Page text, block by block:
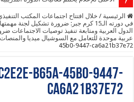
الرئيسية / خلال افتتاح اجتماعات المكتب
في دورته الـ15 كرم جبر: ضرورة تشكيل
الدول العربية ومتابعة تنفيذ توصيات الاجتماعات
عربية موحدة للتعامل مع السوشيال ميديا والمنصات
45b0-9447-ca6a21b37e72
b65a-45b0-9447-
ca6a21b37e72